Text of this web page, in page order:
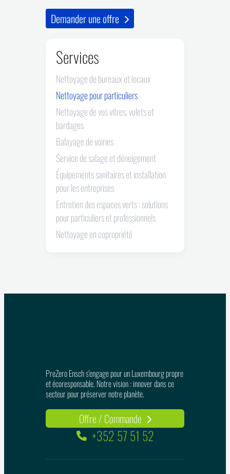
Demander une offre
Services
Nettoyage de bureaux et locaux
Nettoyage pour particuliers
Nettoyage de vos vitres, volets et
bardages
Balayage de voiries
Service de salage et déneigement
Équipements sanitaires et installation
pour les entreprises
Entretien des espaces verts : solutions
pour particuliers et professionnels
Nettoyage en copropriété
PreZero Ensch s'engage pour un Luxembourg propre
et écoresponsable. Notre vision : innover dans ce
secteur pour préserver notre planète.
Offre / Commande
+352 57 51 52